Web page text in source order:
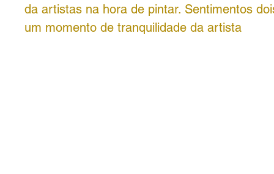
da artistas na hora de pintar. Sentimentos
um momento de tranquilidade da artista